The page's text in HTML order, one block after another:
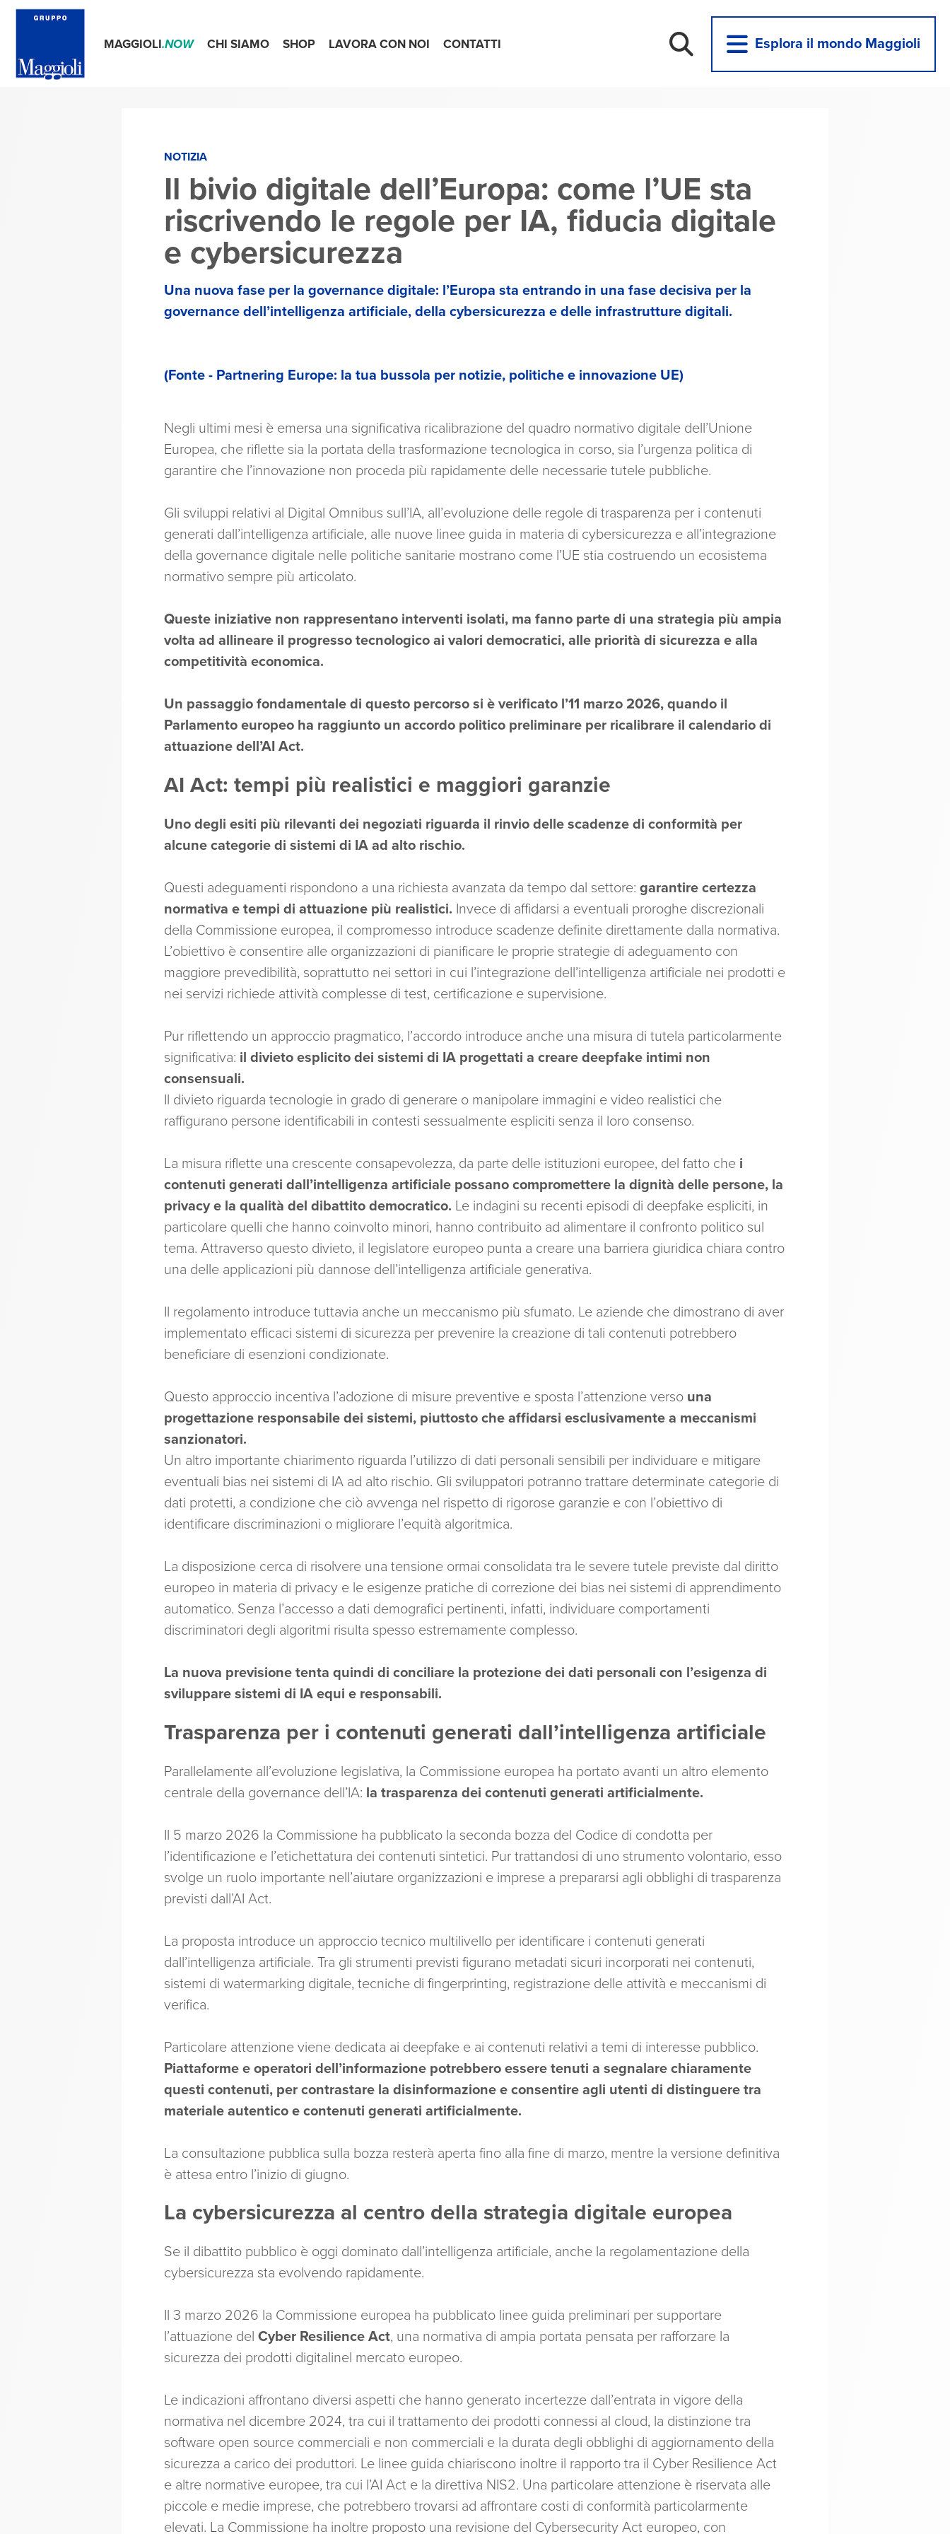
MAGGIOLI.NOW CHI SIAMO SHOP LAVORA CON NOI CONTATTI Esplora il mondo Maggioli
NOTIZIA
Il bivio digitale dell’Europa: come l’UE sta
riscrivendo le regole per IA, fiducia digitale
e cybersicurezza
Una nuova fase per la governance digitale: l’Europa sta entrando in una fase decisiva per la
governance dell’intelligenza artificiale, della cybersicurezza e delle infrastrutture digitali.
(Fonte - Partnering Europe: la tua bussola per notizie, politiche e innovazione UE)
Negli ultimi mesi è emersa una significativa ricalibrazione del quadro normativo digitale dell’Unione
Europea, che riflette sia la portata della trasformazione tecnologica in corso, sia l’urgenza politica di
garantire che l’innovazione non proceda più rapidamente delle necessarie tutele pubbliche.
Gli sviluppi relativi al Digital Omnibus sull’IA, all’evoluzione delle regole di trasparenza per i contenuti
generati dall’intelligenza artificiale, alle nuove linee guida in materia di cybersicurezza e all’integrazione
della governance digitale nelle politiche sanitarie mostrano come l’UE stia costruendo un ecosistema
normativo sempre più articolato.
Queste iniziative non rappresentano interventi isolati, ma fanno parte di una strategia più ampia
volta ad allineare il progresso tecnologico ai valori democratici, alle priorità di sicurezza e alla
competitività economica.
Un passaggio fondamentale di questo percorso si è verificato l’11 marzo 2026, quando il
Parlamento europeo ha raggiunto un accordo politico preliminare per ricalibrare il calendario di
attuazione dell’AI Act.
AI Act: tempi più realistici e maggiori garanzie
Uno degli esiti più rilevanti dei negoziati riguarda il rinvio delle scadenze di conformità per
alcune categorie di sistemi di IA ad alto rischio.
Questi adeguamenti rispondono a una richiesta avanzata da tempo dal settore: garantire certezza
normativa e tempi di attuazione più realistici. Invece di affidarsi a eventuali proroghe discrezionali
della Commissione europea, il compromesso introduce scadenze definite direttamente dalla normativa.
L’obiettivo è consentire alle organizzazioni di pianificare le proprie strategie di adeguamento con
maggiore prevedibilità, soprattutto nei settori in cui l’integrazione dell’intelligenza artificiale nei prodotti e
nei servizi richiede attività complesse di test, certificazione e supervisione.
Pur riflettendo un approccio pragmatico, l’accordo introduce anche una misura di tutela particolarmente
significativa: il divieto esplicito dei sistemi di IA progettati a creare deepfake intimi non
consensuali.
Il divieto riguarda tecnologie in grado di generare o manipolare immagini e video realistici che
raffigurano persone identificabili in contesti sessualmente espliciti senza il loro consenso.
La misura riflette una crescente consapevolezza, da parte delle istituzioni europee, del fatto che i
contenuti generati dall’intelligenza artificiale possano compromettere la dignità delle persone, la
privacy e la qualità del dibattito democratico. Le indagini su recenti episodi di deepfake espliciti, in
particolare quelli che hanno coinvolto minori, hanno contribuito ad alimentare il confronto politico sul
tema. Attraverso questo divieto, il legislatore europeo punta a creare una barriera giuridica chiara contro
una delle applicazioni più dannose dell’intelligenza artificiale generativa.
Il regolamento introduce tuttavia anche un meccanismo più sfumato. Le aziende che dimostrano di aver
implementato efficaci sistemi di sicurezza per prevenire la creazione di tali contenuti potrebbero
beneficiare di esenzioni condizionate.
Questo approccio incentiva l’adozione di misure preventive e sposta l’attenzione verso una
progettazione responsabile dei sistemi, piuttosto che affidarsi esclusivamente a meccanismi
sanzionatori.
Un altro importante chiarimento riguarda l’utilizzo di dati personali sensibili per individuare e mitigare
eventuali bias nei sistemi di IA ad alto rischio. Gli sviluppatori potranno trattare determinate categorie di
dati protetti, a condizione che ciò avvenga nel rispetto di rigorose garanzie e con l’obiettivo di
identificare discriminazioni o migliorare l’equità algoritmica.
La disposizione cerca di risolvere una tensione ormai consolidata tra le severe tutele previste dal diritto
europeo in materia di privacy e le esigenze pratiche di correzione dei bias nei sistemi di apprendimento
automatico. Senza l’accesso a dati demografici pertinenti, infatti, individuare comportamenti
discriminatori degli algoritmi risulta spesso estremamente complesso.
La nuova previsione tenta quindi di conciliare la protezione dei dati personali con l’esigenza di
sviluppare sistemi di IA equi e responsabili.
Trasparenza per i contenuti generati dall’intelligenza artificiale
Parallelamente all’evoluzione legislativa, la Commissione europea ha portato avanti un altro elemento
centrale della governance dell’IA: la trasparenza dei contenuti generati artificialmente.
Il 5 marzo 2026 la Commissione ha pubblicato la seconda bozza del Codice di condotta per
l’identificazione e l’etichettatura dei contenuti sintetici. Pur trattandosi di uno strumento volontario, esso
svolge un ruolo importante nell’aiutare organizzazioni e imprese a prepararsi agli obblighi di trasparenza
previsti dall’AI Act.
La proposta introduce un approccio tecnico multilivello per identificare i contenuti generati
dall’intelligenza artificiale. Tra gli strumenti previsti figurano metadati sicuri incorporati nei contenuti,
sistemi di watermarking digitale, tecniche di fingerprinting, registrazione delle attività e meccanismi di
verifica.
Particolare attenzione viene dedicata ai deepfake e ai contenuti relativi a temi di interesse pubblico.
Piattaforme e operatori dell’informazione potrebbero essere tenuti a segnalare chiaramente
questi contenuti, per contrastare la disinformazione e consentire agli utenti di distinguere tra
materiale autentico e contenuti generati artificialmente.
La consultazione pubblica sulla bozza resterà aperta fino alla fine di marzo, mentre la versione definitiva
è attesa entro l’inizio di giugno.
La cybersicurezza al centro della strategia digitale europea
Se il dibattito pubblico è oggi dominato dall’intelligenza artificiale, anche la regolamentazione della
cybersicurezza sta evolvendo rapidamente.
Il 3 marzo 2026 la Commissione europea ha pubblicato linee guida preliminari per supportare
l’attuazione del Cyber Resilience Act, una normativa di ampia portata pensata per rafforzare la
sicurezza dei prodotti digitalinel mercato europeo.
Le indicazioni affrontano diversi aspetti che hanno generato incertezze dall’entrata in vigore della
normativa nel dicembre 2024, tra cui il trattamento dei prodotti connessi al cloud, la distinzione tra
software open source commerciali e non commerciali e la durata degli obblighi di aggiornamento della
sicurezza a carico dei produttori. Le linee guida chiariscono inoltre il rapporto tra il Cyber Resilience Act
e altre normative europee, tra cui l’AI Act e la direttiva NIS2. Una particolare attenzione è riservata alle
piccole e medie imprese, che potrebbero trovarsi ad affrontare costi di conformità particolarmente
elevati. La Commissione ha inoltre proposto una revisione del Cybersecurity Act europeo, con